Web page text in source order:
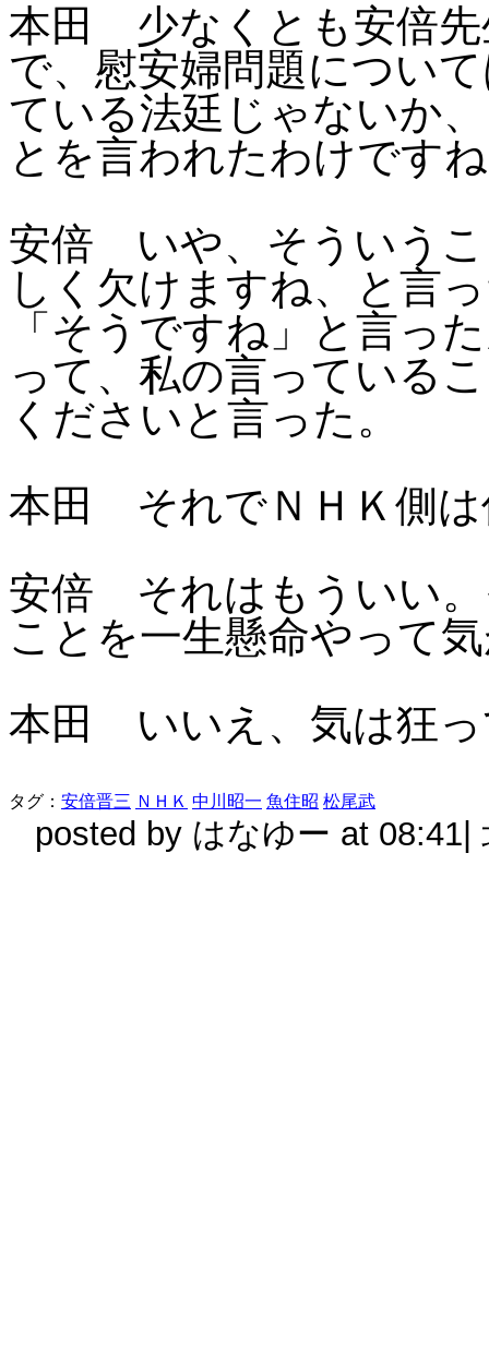
本田 少なくとも安倍先
で、慰安婦問題につい
ている法廷じゃないか
とを言われたわけです
安倍 いや、そういうこ
しく欠けますね、と言
「そうですね」と言っ
って、私の言っている
くださいと言った。
本田 それでＮＨＫ側は
安倍 それはもういい
ことを一生懸命やって
本田 いいえ、気は狂っ
タグ： 安倍晋三 ＮＨＫ 中川昭一 魚住昭 松尾武
posted by はなゆー at 08:41|